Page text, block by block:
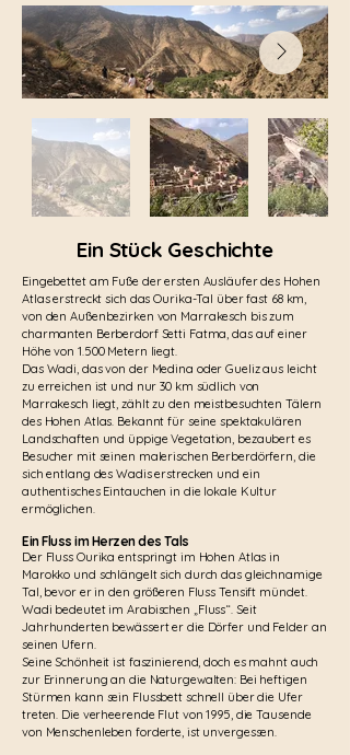
Ein Stück Geschichte
Eingebettet am Fuße der ersten Ausläufer des Hohen
Atlas erstreckt sich das Ourika-Tal über fast 68 km,
von den Außenbezirken von Marrakesch bis zum
charmanten Berberdorf Setti Fatma, das auf einer
Höhe von 1.500 Metern liegt.
Das Wadi, das von der Medina oder Gueliz aus leicht
zu erreichen ist und nur 30 km südlich von
Marrakesch liegt, zählt zu den meistbesuchten Tälern
des Hohen Atlas. Bekannt für seine spektakulären
Landschaften und üppige Vegetation, bezaubert es
Besucher mit seinen malerischen Berberdörfern, die
sich entlang des Wadis erstrecken und ein
authentisches Eintauchen in die lokale Kultur
ermöglichen.
Ein Fluss im Herzen des Tals
Der Fluss Ourika entspringt im Hohen Atlas in
Marokko und schlängelt sich durch das gleichnamige
Tal, bevor er in den größeren Fluss Tensift mündet.
Wadi bedeutet im Arabischen „Fluss“. Seit
Jahrhunderten bewässert er die Dörfer und Felder an
seinen Ufern.
Seine Schönheit ist faszinierend, doch es mahnt auch
zur Erinnerung an die Naturgewalten: Bei heftigen
Stürmen kann sein Flussbett schnell über die Ufer
treten. Die verheerende Flut von 1995, die Tausende
von Menschenleben forderte, ist unvergessen.